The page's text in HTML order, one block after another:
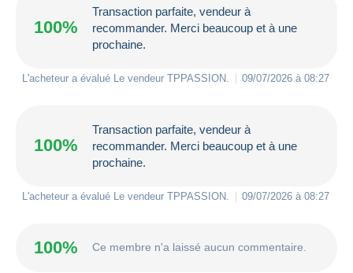
100%
Transaction parfaite, vendeur à
recommander. Merci beaucoup et à une
prochaine.
L'acheteur a évalué Le vendeur TPPASSION 09/07/2026 à 08:27
100%
Transaction parfaite, vendeur à
recommander. Merci beaucoup et à une
prochaine.
L'acheteur a évalué Le vendeur TPPASSION 09/07/2026 à 08:27
100% Ce membre n'a laissé aucun commentaire.